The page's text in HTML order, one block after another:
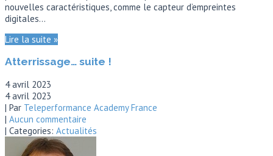
nouvelles caractéristiques, comme le capteur d’empreintes
digitales…
Lire la suite »
Atterrissage… suite !
4 avril 2023
4 avril 2023
| Par Teleperformance Academy France
| Aucun commentaire
| Categories: Actualités